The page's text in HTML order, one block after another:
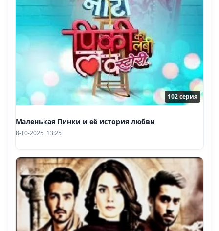
102 серия
Маленькая Пинки и её история любви
8-10-2025, 13:25